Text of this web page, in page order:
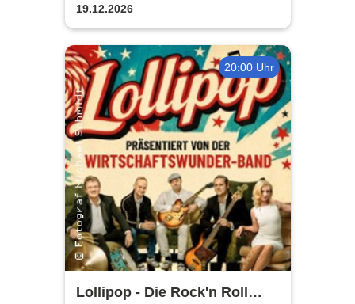
nur) für Kinder
19.12.2026
20:00 Uhr
Lollipop - Die Rock'n Roll